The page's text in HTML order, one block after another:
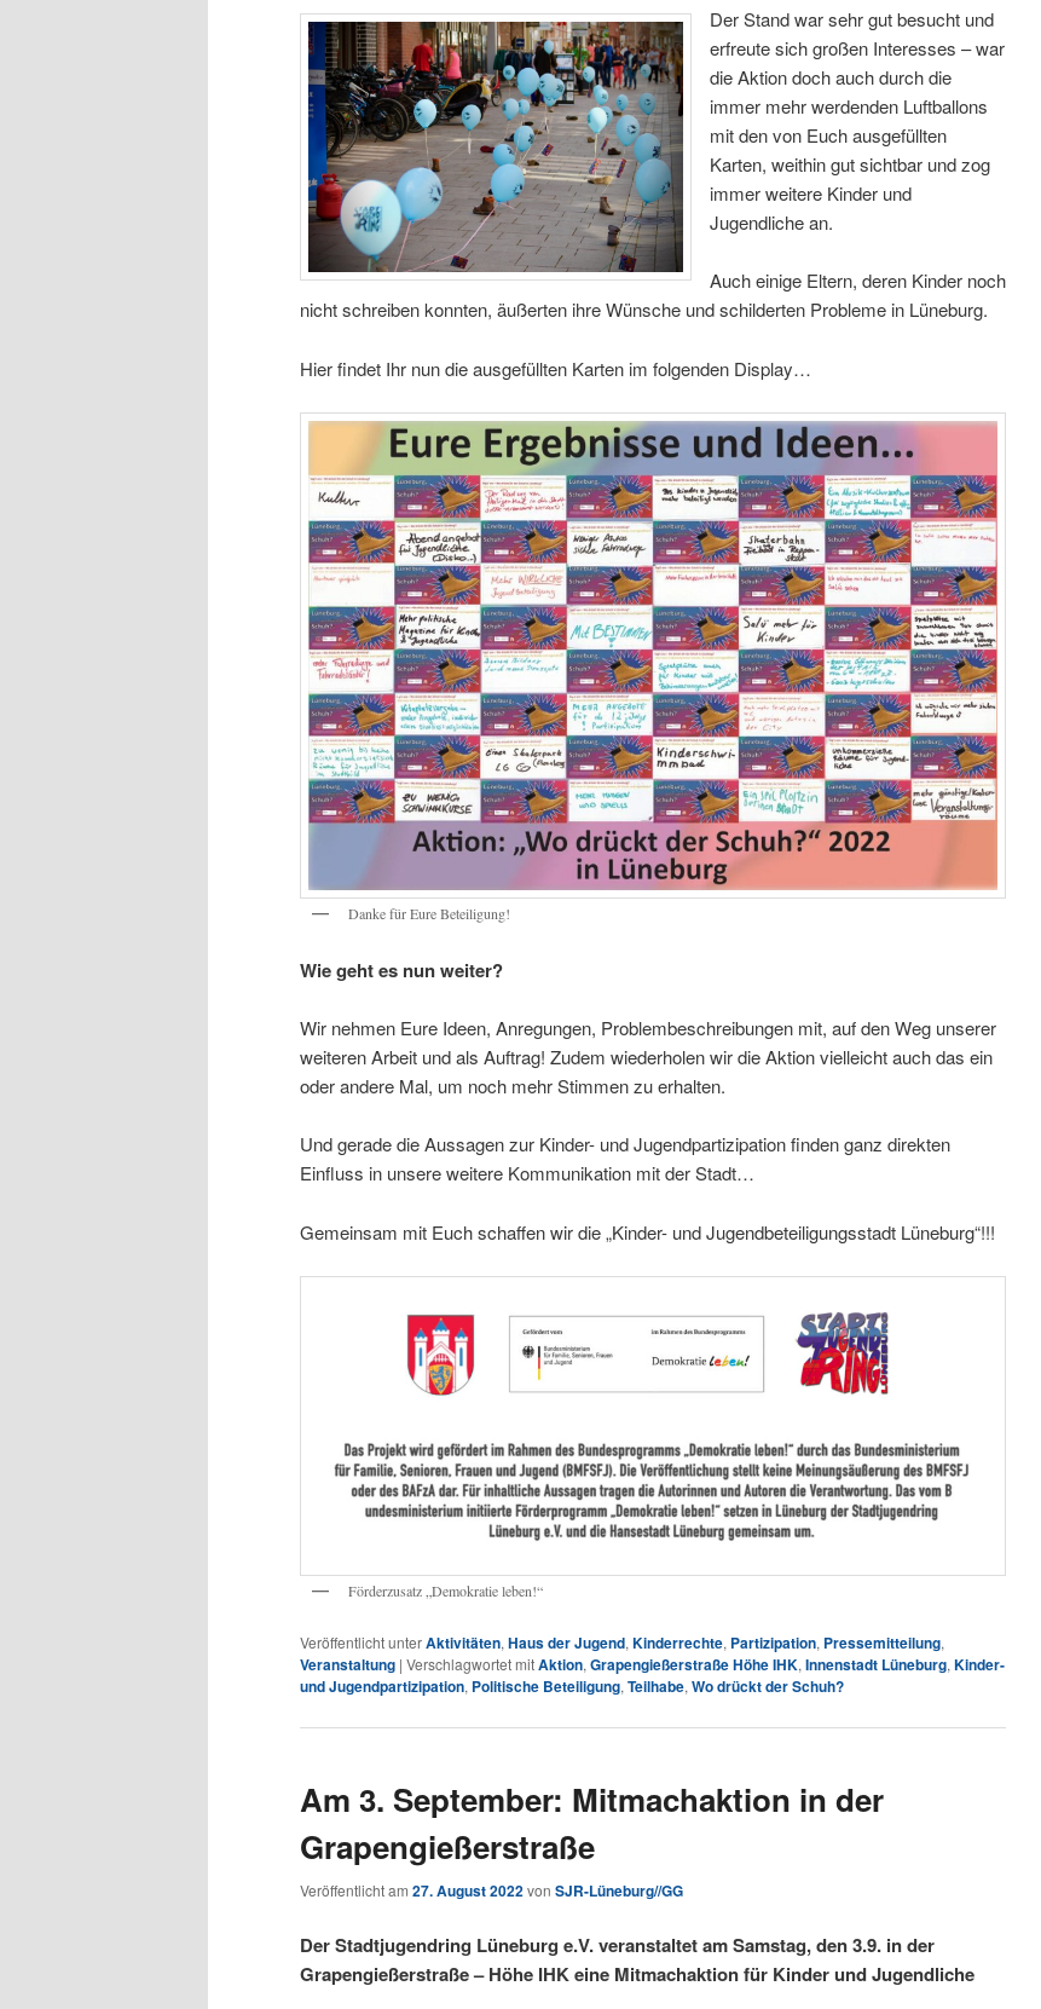
Der Stand war sehr gut besucht und
erfreute sich großen Interesses – war
die Aktion doch auch durch die
immer mehr werdenden Luftballons
mit den von Euch ausgefüllten
Karten, weithin gut sichtbar und zog
immer weitere Kinder und
Jugendliche an.
Auch einige Eltern, deren Kinder noch
nicht schreiben konnten, äußerten ihre Wünsche und schilderten Probleme in Lüneburg.
Hier findet Ihr nun die ausgefüllten Karten im folgenden Display…
Danke für Eure Beteiligung!
Wie geht es nun weiter?
Wir nehmen Eure Ideen, Anregungen, Problembeschreibungen mit, auf den Weg unserer
weiteren Arbeit und als Auftrag! Zudem wiederholen wir die Aktion vielleicht auch das ein
oder andere Mal, um noch mehr Stimmen zu erhalten.
Und gerade die Aussagen zur Kinder- und Jugendpartizipation finden ganz direkten
Einfluss in unsere weitere Kommunikation mit der Stadt…
Gemeinsam mit Euch schaffen wir die „Kinder- und Jugendbeteiligungsstadt Lüneburg“!!!
Förderzusatz „Demokratie leben!“
Veröffentlicht unterAktivitäten, Haus der Jugend, Kinderrechte, Partizipation, Pressemitteilung,
Veranstaltung | Verschlagwortet mitAktion, Grapengießerstraße Höhe IHK, Innenstadt Lüneburg, Kinder-
und Jugendpartizipation, Politische Beteiligung, Teilhabe, Wo drückt der Schuh?
Am 3. September: Mitmachaktion in der
Grapengießerstraße
Veröffentlicht am 27. August 2022von SJR-Lüneburg//GG
Der Stadtjugendring Lüneburg e.V. veranstaltet am Samstag, den 3.9. in der
Grapengießerstraße – Höhe IHK eine Mitmachaktion für Kinder und Jugendliche